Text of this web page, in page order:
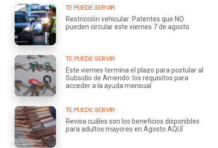
TE PUEDE SERVIR
Restricción vehicular: Patentes que NO
pueden circular este viernes 7 de agosto
TE PUEDE SERVIR
Este viernes termina el plazo para postular al
Subsidio de Arriendo: los requisitos para
acceder a la ayuda mensual
TE PUEDE SERVIR
Revisa cuáles son los beneficios disponibles
para adultos mayores en Agosto AQUÍ